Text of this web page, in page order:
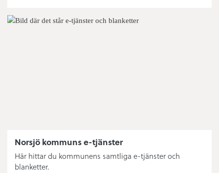
Norsjö kommuns e-tjänster
Här hittar du kommunens samtliga e-tjänster och
blanketter.